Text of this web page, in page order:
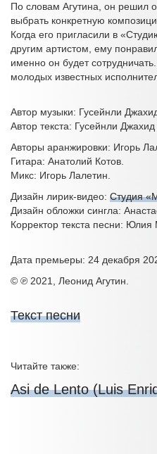
По словам Агутина, он решил
выбрать конкретную
Когда его пригласили в
другим артистом, ему
именно он будет
молодых известных
Автор музыки: Гусейнли
Автор текста: Гусейнли
Авторы аранжировки: Игорь
Гитара: Анатолий Котов.
Микс: Игорь Лалетин.
Дизайн лирик-видео: Студия
Дизайн обложки сингла:
Корректор текста песни: Юлия
Дата премьеры: 24 декабря
© ℗ 2021, Леонид Агутин.
Текст песни
Читайте также:
Asi de Lento (Luis